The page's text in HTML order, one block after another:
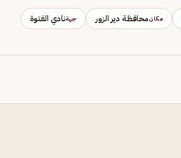
مكانمحافظة دير الزور جهةنادي الفتوة